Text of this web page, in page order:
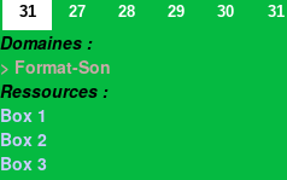
31
27 28 29 30 31
Domaines :
> Format-Son
Ressources :
Box 1
Box 2
Box 3